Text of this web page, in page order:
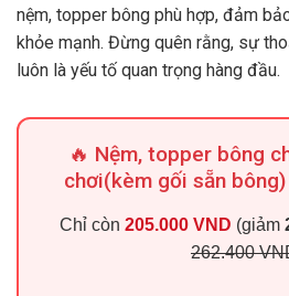
nệm, topper bông phù hợp, đảm
khỏe mạnh. Đừng quên rằng, sự
luôn là yếu tố quan trọng hàng đầu.
🔥 Nệm, topper bông
chơi(kèm gối sẵn
Chỉ còn 205.000 VND (giảm
262.400